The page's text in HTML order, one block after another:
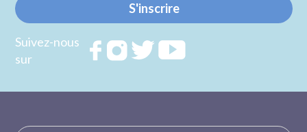
S'inscrire
Suivez-nous
sur
RejoignezRejoignezRejoignez